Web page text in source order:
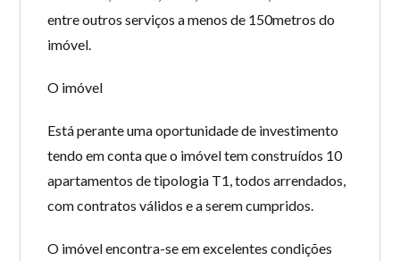
entre outros serviços a menos de 150metros do
imóvel.
O imóvel
Está perante uma oportunidade de investimento
tendo em conta que o imóvel tem construídos 10
apartamentos de tipologia T1, todos arrendados,
com contratos válidos e a serem cumpridos.
O imóvel encontra-se em excelentes condições